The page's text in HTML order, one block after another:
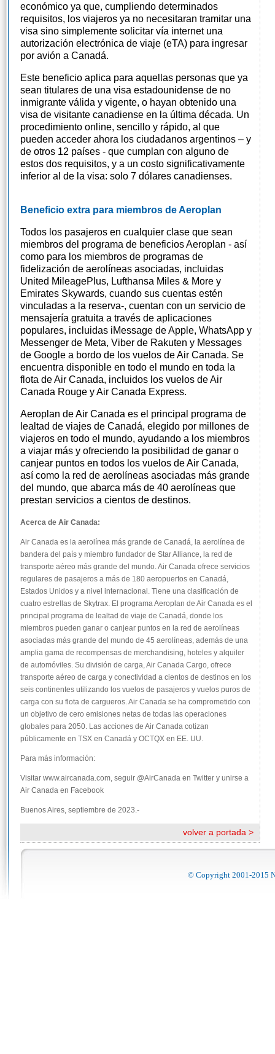
económico ya que, cumpliendo determinados
requisitos, los viajeros ya no necesitaran tramitar una
visa sino simplemente solicitar vía internet una
autorización electrónica de viaje (eTA) para ingresar
por avión a Canadá.
Este beneficio aplica para aquellas personas que ya
sean titulares de una visa estadounidense de no
inmigrante válida y vigente, o hayan obtenido una
visa de visitante canadiense en la última década. Un
procedimiento online, sencillo y rápido, al que
pueden acceder ahora los ciudadanos argentinos – y
de otros 12 países - que cumplan con alguno de
estos dos requisitos, y a un costo significativamente
inferior al de la visa: solo 7 dólares canadienses.
Beneficio extra para miembros de Aeroplan
Todos los pasajeros en cualquier clase que sean
miembros del programa de beneficios Aeroplan - así
como para los miembros de programas de
fidelización de aerolíneas asociadas, incluidas
United MileagePlus, Lufthansa Miles & More y
Emirates Skywards, cuando sus cuentas estén
vinculadas a la reserva-, cuentan con un servicio de
mensajería gratuita a través de aplicaciones
populares, incluidas iMessage de Apple, WhatsApp y
Messenger de Meta, Viber de Rakuten y Messages
de Google a bordo de los vuelos de Air Canada. Se
encuentra disponible en todo el mundo en toda la
flota de Air Canada, incluidos los vuelos de Air
Canada Rouge y Air Canada Express.
Aeroplan de Air Canada es el principal programa de
lealtad de viajes de Canadá, elegido por millones de
viajeros en todo el mundo, ayudando a los miembros
a viajar más y ofreciendo la posibilidad de ganar o
canjear puntos en todos los vuelos de Air Canada,
así como la red de aerolíneas asociadas más grande
del mundo, que abarca más de 40 aerolíneas que
prestan servicios a cientos de destinos.
Acerca de Air Canada:
Air Canada es la aerolínea más grande de Canadá, la aerolínea de
bandera del país y miembro fundador de Star Alliance, la red de
transporte aéreo más grande del mundo. Air Canada ofrece servicios
regulares de pasajeros a más de 180 aeropuertos en Canadá,
Estados Unidos y a nivel internacional. Tiene una clasificación de
cuatro estrellas de Skytrax. El programa Aeroplan de Air Canada es el
principal programa de lealtad de viaje de Canadá, donde los
miembros pueden ganar o canjear puntos en la red de aerolíneas
asociadas más grande del mundo de 45 aerolíneas, además de una
amplia gama de recompensas de merchandising, hoteles y alquiler
de automóviles. Su división de carga, Air Canada Cargo, ofrece
transporte aéreo de carga y conectividad a cientos de destinos en los
seis continentes utilizando los vuelos de pasajeros y vuelos puros de
carga con su flota de cargueros. Air Canada se ha comprometido con
un objetivo de cero emisiones netas de todas las operaciones
globales para 2050. Las acciones de Air Canada cotizan
públicamente en TSX en Canadá y OCTQX en EE. UU.
Para más información:
Visitar www.aircanada.com, seguir @AirCanada en Twitter y unirse a
Air Canada en Facebook
Buenos Aires, septiembre de 2023.-
volver a portada >
© Copyright 2001-2015